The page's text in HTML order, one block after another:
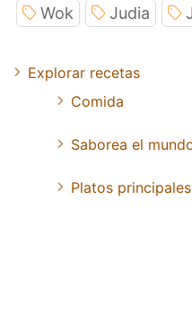
Wok
Judia
Explorar recetas
Comida
Saborea el
Platos principales